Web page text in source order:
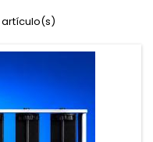
artículo(s)